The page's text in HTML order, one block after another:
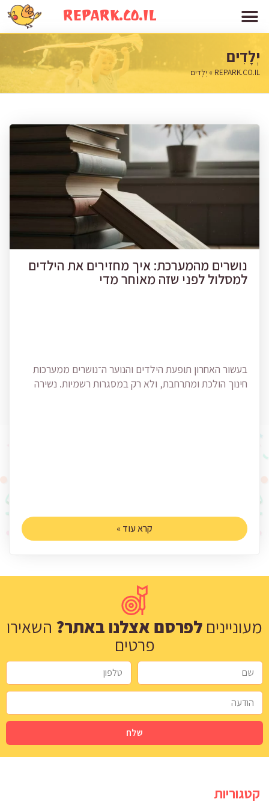
REPARK.CO.IL
יְלָדִים
REPARK.CO.IL
» יְלָדִים
נושרים מהמערכת: איך מחזירים את הילדים
למסלול לפני שזה מאוחר מדי
בעשור האחרון תופעת הילדים והנוער ה־נושרים ממערכות
חינוך הולכת ומתרחבת, ולא רק במסגרות רשמיות. נשירה
קרא עוד »
מעוניינים לפרסם אצלנו באתר? השאירו
פרטים
שלח
קטגוריות